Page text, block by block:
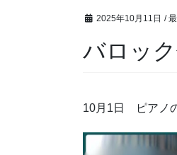
2025年10月11日 /
バロッ
10月1日 ピアノ